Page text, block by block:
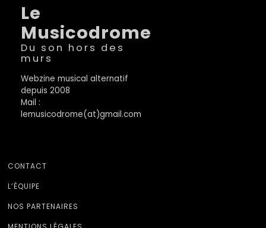
Le
Musicodrome
Du son hors des
murs
Webzine musical alternatif
depuis 2008
Mail :
lemusicodrome(at)gmail.com
CONTACT
L’ÉQUIPE
NOS PARTENAIRES